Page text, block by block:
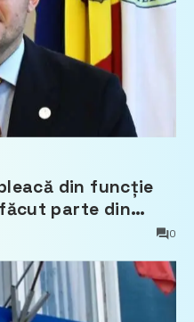
din funcție
parte din
0